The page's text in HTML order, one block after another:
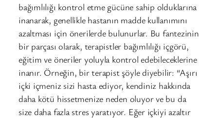
bağımlılığı kontrol etme gücüne sahip olduklarına
inanarak, genellikle hastanın madde kullanımını
azaltması için önerilerde bulunurlar. Bu fantezinin
bir parçası olarak, terapistler bağımlılığı içgörü,
eğitim ve öneriler yoluyla kontrol edebileceklerine
inanır. Örneğin, bir terapist şöyle diyebilir: “Aşırı
içki içmeniz sizi hasta ediyor, kendiniz hakkında
daha kötü hissetmenize neden oluyor ve bu da
size daha fazla stres yaratıyor. Eğer içkiyi azaltır